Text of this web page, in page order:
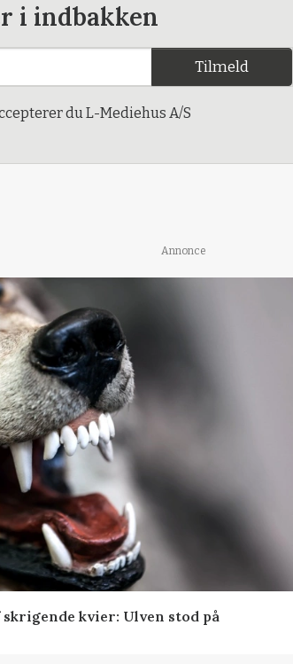
i indbakken
Tilmeld
du L-Mediehus A/S
Annonce
kvier: Ulven stod på